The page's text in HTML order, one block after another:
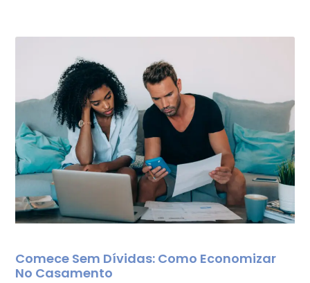
Comece Sem Dívidas: Como Economizar
No Casamento